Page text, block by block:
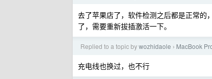
去了苹果店了，软件检测之后都是正常的
了，需要重新拔插激活一下。
Replied to a topic bywozhidaole › MacBook
充电线也换过，也不行